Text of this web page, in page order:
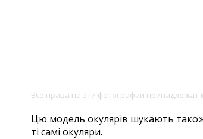
Все права на эти фотографии
Цю модель окулярів шукають також
ті самі окуляри.